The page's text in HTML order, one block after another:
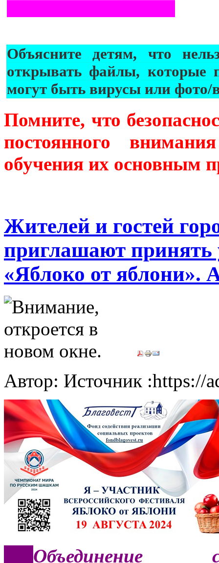
Объясните детям, что
открывать файлы, которые
могут быть вирусы или фото/
Помните, что
постоянного
обучения их основным
Жителей и гостей
приглашают принять
«Яблоко от яблони».
Автор: Источник :https://
Объединение